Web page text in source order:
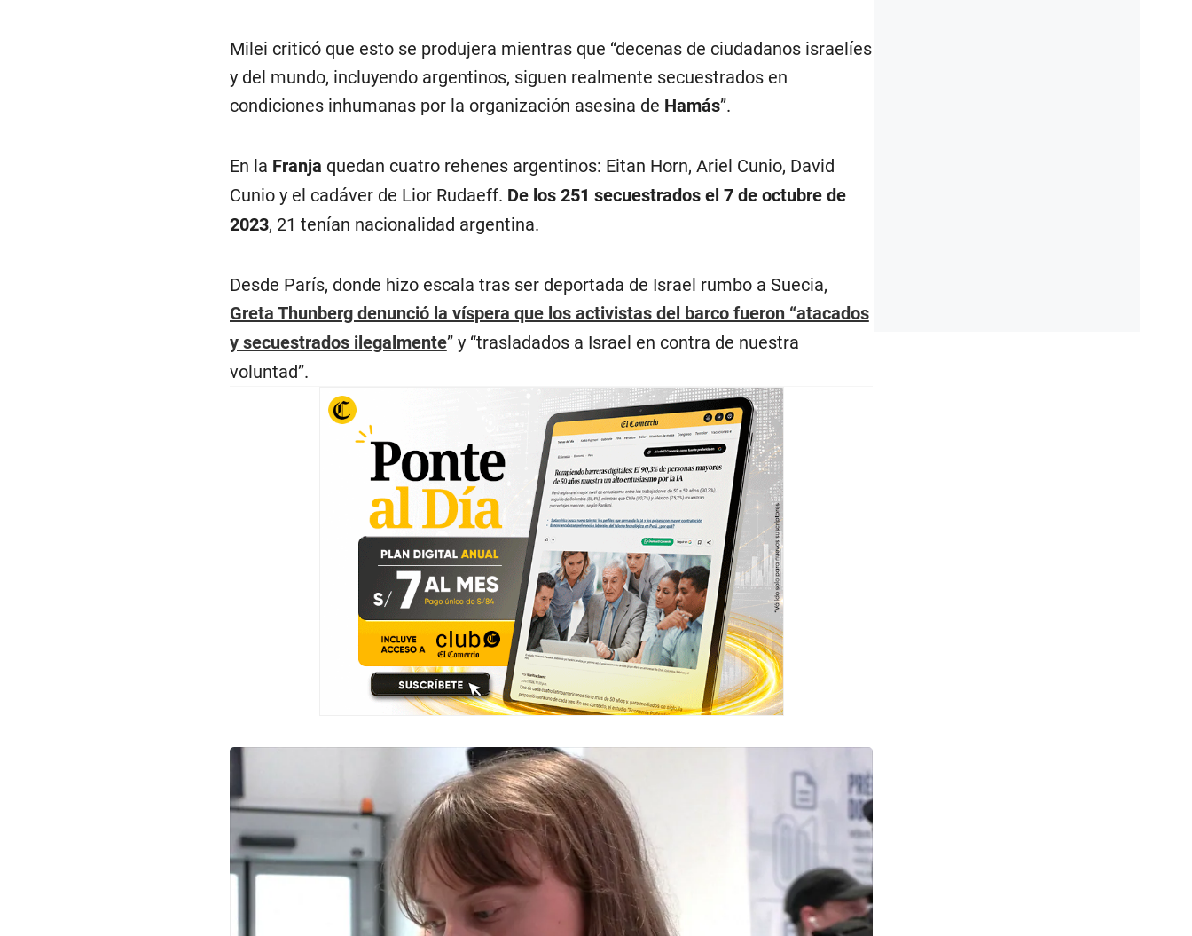
Milei criticó que esto se produjera mientras que “decenas de ciudadanos israelíes
y del mundo, incluyendo argentinos, siguen realmente secuestrados en
condiciones inhumanas por la organización asesina de Hamás”.
En la Franja quedan cuatro rehenes argentinos: Eitan Horn, Ariel Cunio, David
Cunio y el cadáver de Lior Rudaeff. De los 251 secuestrados el 7 de octubre de
2023, 21 tenían nacionalidad argentina.
Desde París, donde hizo escala tras ser deportada de Israel rumbo a Suecia,
Greta Thunberg denunció la víspera que los activistas del barco fueron “atacados
y secuestrados ilegalmente” y “trasladados a Israel en contra de nuestra
voluntad”.